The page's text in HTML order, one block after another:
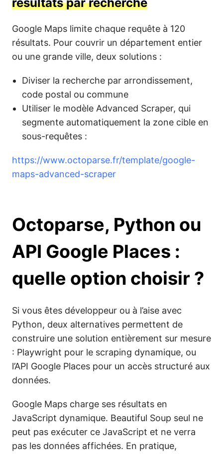
Google Maps limite chaque requête à 120
résultats. Pour couvrir un département entier
ou une grande ville, deux solutions :
Diviser la recherche par arrondissement,
code postal ou commune
Utiliser le modèle Advanced Scraper, qui
segmente automatiquement la zone cible en
sous-requêtes :
https://www.octoparse.fr/template/google-
maps-advanced-scraper
Octoparse, Python ou
API Google Places :
quelle option choisir ?
Si vous êtes développeur ou à l’aise avec
Python, deux alternatives permettent de
construire une solution entièrement sur mesure
: Playwright pour le scraping dynamique, ou
l’API Google Places pour un accès structuré aux
données.
Google Maps charge ses résultats en
JavaScript dynamique. Beautiful Soup seul ne
peut pas exécuter ce JavaScript et ne verra
pas les données affichées. En pratique,